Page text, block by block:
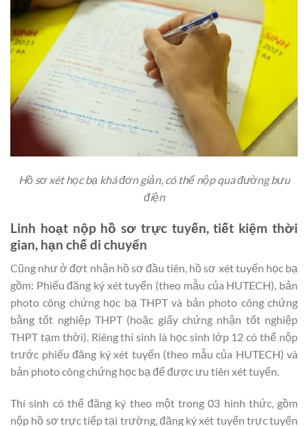
Hồ sơ xét học bạ khá đơn giản, có thể nộp qua đường bưu
điện
Linh hoạt nộp hồ sơ trực tuyến, tiết kiệm thời
gian, hạn chế di chuyển
Cũng như ở đợt nhận hồ sơ đầu tiên, hồ sơ xét tuyển học bạ
gồm: Phiếu đăng ký xét tuyển (theo mẫu của HUTECH), bản
photo công chứng học bạ THPT và bản photo công chứng
bằng tốt nghiệp THPT (hoặc giấy chứng nhận tốt nghiệp
THPT tạm thời). Riêng thí sinh là học sinh lớp 12 có thể nộp
trước phiếu đăng ký xét tuyển (theo mẫu của HUTECH) và
bản photo công chứng học bạ để được ưu tiên xét tuyển.
Thí sinh có thể đăng ký theo một trong 03 hình thức, gồm
nộp hồ sơ trực tiếp tại trường, đăng ký xét tuyển trực tuyến